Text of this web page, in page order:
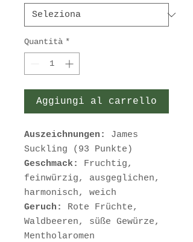
Quantità *
Aggiungi al carrello
Auszeichnungen: James
Suckling (93 Punkte)
Geschmack:
Fruchtig,
feinwürzig, ausgeglichen,
harmonisch, weich
Geruch: Rote Früchte,
Waldbeeren, süße Gewürze,
Mentholaromen